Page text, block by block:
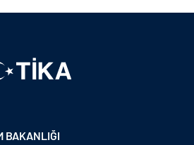
BAKANLIĞI